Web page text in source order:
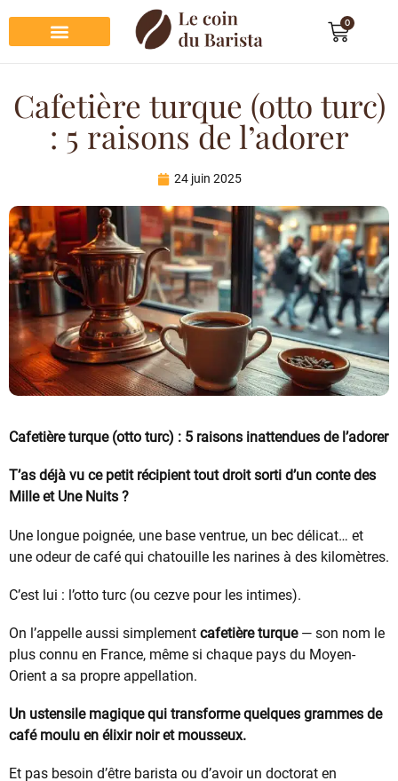
0
Cafetière turque (otto turc)
: 5 raisons de l’adorer
24 juin 2025
Cafetière turque (otto turc) : 5 raisons inattendues de l’adorer
T’as déjà vu ce petit récipient tout droit sorti d’un conte des
Mille et Une Nuits ?
Une longue poignée, une base ventrue, un bec délicat… et
une odeur de café qui chatouille les narines à des kilomètres.
C’est lui : l’otto turc (ou cezve pour les intimes).
On l’appelle aussi simplement cafetière turque— son nom le
plus connu en France, même si chaque pays du Moyen-
Orient a sa propre appellation.
Un ustensile magique qui transforme quelques grammes de
café moulu en élixir noir et mousseux.
Et pas besoin d’être barista ou d’avoir un doctorat en